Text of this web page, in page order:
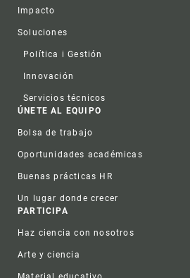
Impacto
Soluciones
Política i Gestión
Innovación
Servicios técnicos
ÚNETE AL EQUIPO
Bolsa de trabajo
Oportunidades académicas
Buenas prácticas HR
Un lugar donde crecer
PARTICIPA
Haz ciencia con nosotros
Arte y ciencia